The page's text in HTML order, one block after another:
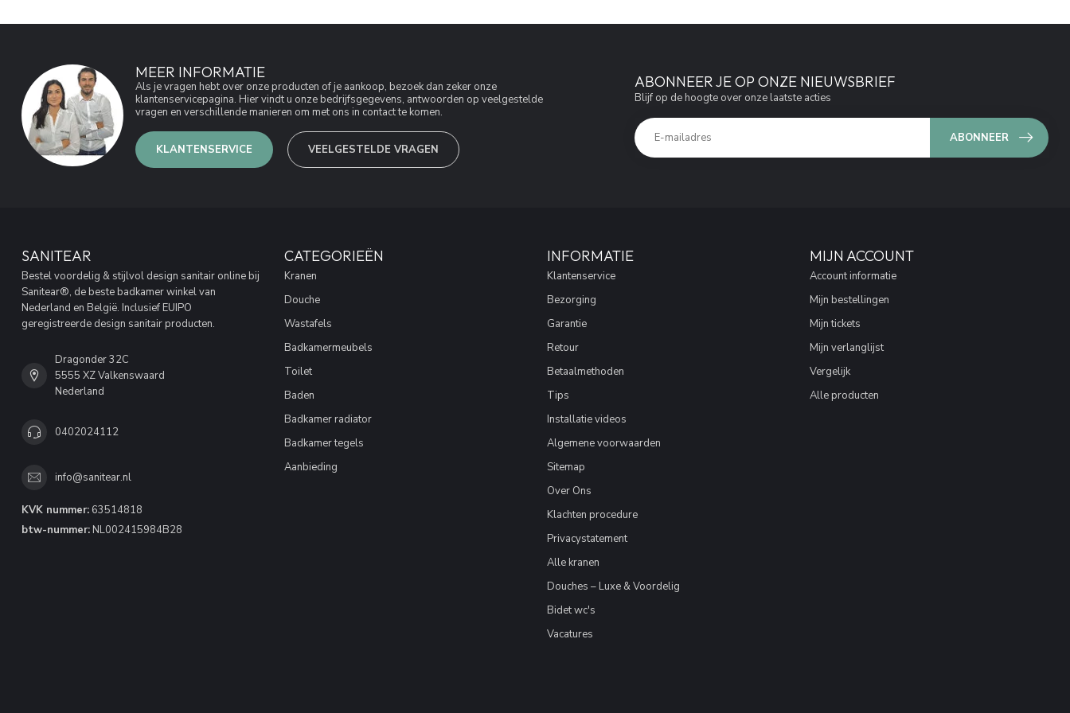
MEER INFORMATIE
Als je vragen hebt over onze producten of je aankoop, bezoek dan zeker onze
klantenservicepagina. Hier vindt u onze bedrijfsgegevens, antwoorden op veelgestelde
vragen en verschillende manieren om met ons in contact te komen.
KLANTENSERVICE VEELGESTELDE VRAGEN
ABONNEER JE OP ONZE NIEUWSBRIEF
Blijf op de hoogte over onze laatste acties
ABONNEER
SANITEAR
Bestel voordelig & stijlvol design sanitair online bij
Sanitear®, de beste badkamer winkel van
Nederland en België. Inclusief EUIPO
geregistreerde design sanitair producten.
Dragonder 32C
5555 XZ Valkenswaard
Nederland
0402024112
info@sanitear.nl
KVK nummer: 63514818
btw-nummer: NL002415984B28
CATEGORIEËN
Kranen
Douche
Wastafels
Badkamermeubels
Toilet
Baden
Badkamer radiator
Badkamer tegels
Aanbieding
INFORMATIE
Klantenservice
Bezorging
Garantie
Retour
Betaalmethoden
Tips
Installatie videos
Algemene voorwaarden
Sitemap
Over Ons
Klachten procedure
Privacystatement
Alle kranen
Douches – Luxe & Voordelig
Bidet wc's
Vacatures
MIJN ACCOUNT
Account informatie
Mijn bestellingen
Mijn tickets
Mijn verlanglijst
Vergelijk
Alle producten